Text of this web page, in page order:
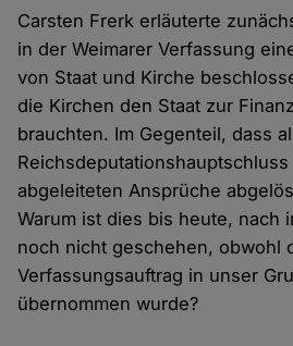
Carsten Frerk erläuterte
in der Weimarer Verfassung
von Staat und Kirche
die Kirchen den Staat zur
brauchten. Im Gegenteil, dass
Reichsdeputationshauptschluss
abgeleiteten Ansprüche
Warum ist dies bis heute, nach
noch nicht geschehen, obwohl
Verfassungsauftrag in unser
übernommen wurde?